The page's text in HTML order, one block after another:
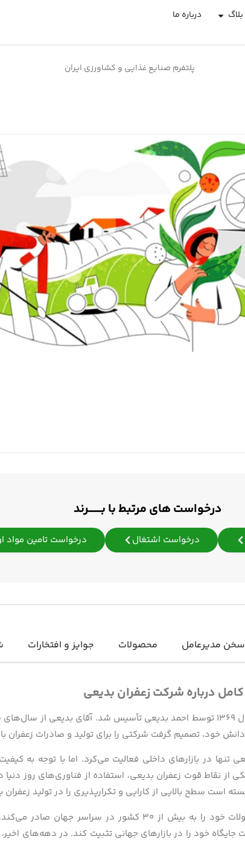
بلاگ درباره ما
پلتفرم صنایع غذایی و کشاورزی ایران
درخواست های مرتبط با بـــــــرند
درخواست اشتغال درخواست تامین مواد
سخن مدیرعامل محصولات جوایز و افتخارات
درباره شرکت زعفران بدیعی
زعفران بدیعی در سال ۱۳۶۹ توسط احمد بدیعی تأسیس شد. آقای
دانش خود، تصمیم گرفت شرکتی را برای تولید و صادرات زعفران
تنها در بازارهای داخلی فعالیت می‌کرد. اما با توجه به
از نقاط قوت زعفران بدیعی، استفاده از فناوری‌های روز
است سطح بالایی از کارایی و تکرارپذیری را در تولید
زعفران بدیعی محصولات خود را به بیش از ۳۰ کشور
خود را در بازارهای جهانی تثبیت کند. در دهه‌های